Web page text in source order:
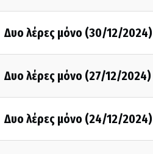
Δυο λέρες μόνο (30/12/2024)
Δυο λέρες μόνο (27/12/2024)
Δυο λέρες μόνο (24/12/2024)